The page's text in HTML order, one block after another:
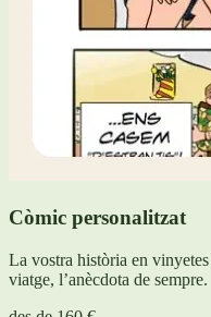
Còmic personalitzat
La vostra història en
viatge, l’anècdota de sempre.